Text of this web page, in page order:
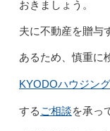
おきましょう。
夫に不動産を贈与
あるため、慎重に
KYODOハウジング
する ご相談を承っ